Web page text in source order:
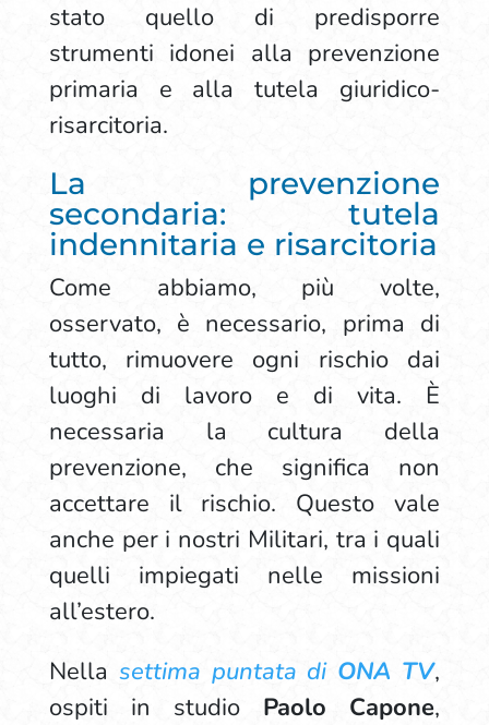
stato quello di predisporre
strumenti idonei alla prevenzione
primaria e alla tutela giuridico-
risarcitoria.
La prevenzione
secondaria: tutela
indennitaria e risarcitoria
Come abbiamo, più volte,
osservato, è necessario, prima di
tutto, rimuovere ogni rischio dai
luoghi di lavoro e di vita. È
necessaria la cultura della
prevenzione, che significa non
accettare il rischio. Questo vale
anche per i nostri Militari, tra i quali
quelli impiegati nelle missioni
all’estero.
Nella settima puntata di ONA TV,
ospiti in studio Paolo Capone,